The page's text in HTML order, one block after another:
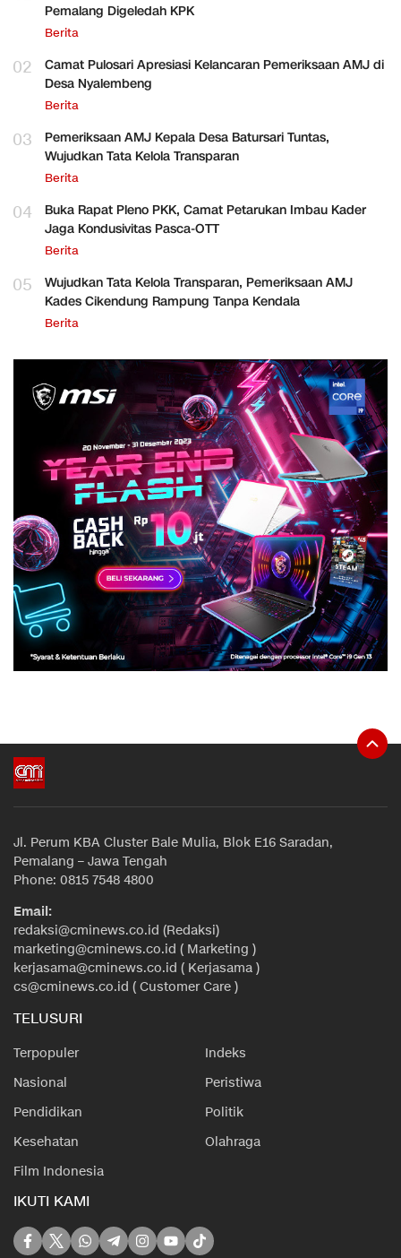
Pemalang Digeledah KPK
Berita
02
Camat Pulosari Apresiasi Kelancaran Pemeriksaan AMJ di
Desa Nyalembeng
Berita
03
Pemeriksaan AMJ Kepala Desa Batursari Tuntas,
Wujudkan Tata Kelola Transparan
Berita
04
Buka Rapat Pleno PKK, Camat Petarukan Imbau Kader
Jaga Kondusivitas Pasca-OTT
Berita
05
Wujudkan Tata Kelola Transparan, Pemeriksaan AMJ
Kades Cikendung Rampung Tanpa Kendala
Berita
Jl. Perum KBA Cluster Bale Mulia, Blok E16 Saradan,
Pemalang – Jawa Tengah
Phone: 0815 7548 4800
Email:
redaksi@cminews.co.id (Redaksi)
marketing@cminews.co.id ( Marketing )
kerjasama@cminews.co.id ( Kerjasama )
cs@cminews.co.id ( Customer Care )
TELUSURI
Terpopuler
Indeks
Nasional
Peristiwa
Pendidikan
Politik
Kesehatan
Olahraga
Film Indonesia
IKUTI KAMI